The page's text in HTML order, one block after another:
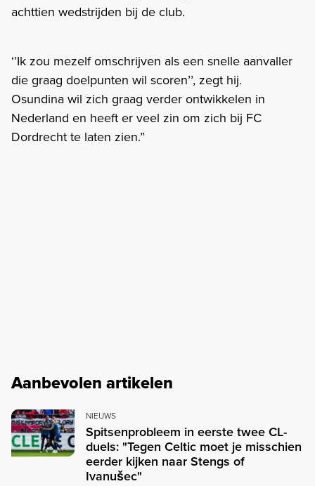
achttien wedstrijden bij de club.
‘’Ik zou mezelf omschrijven als een snelle aanvaller
die graag doelpunten wil scoren’’, zegt hij.
Osundina wil zich graag verder ontwikkelen in
Nederland en heeft er veel zin om zich bij FC
Dordrecht te laten zien.”
Aanbevolen artikelen
NIEUWS
Spitsenprobleem in eerste twee CL-
duels: "Tegen Celtic moet je misschien
eerder kijken naar Stengs of
Ivanušec"